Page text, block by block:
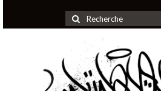
Rechercher
: